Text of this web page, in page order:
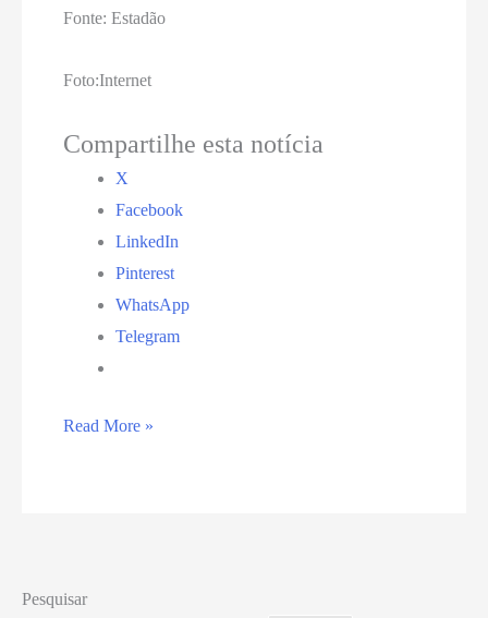
Fonte: Estadão
Foto:Internet
Compartilhe esta notícia
X
Facebook
LinkedIn
Pinterest
WhatsApp
Telegram
Deputados
Read More »
Pesquisar